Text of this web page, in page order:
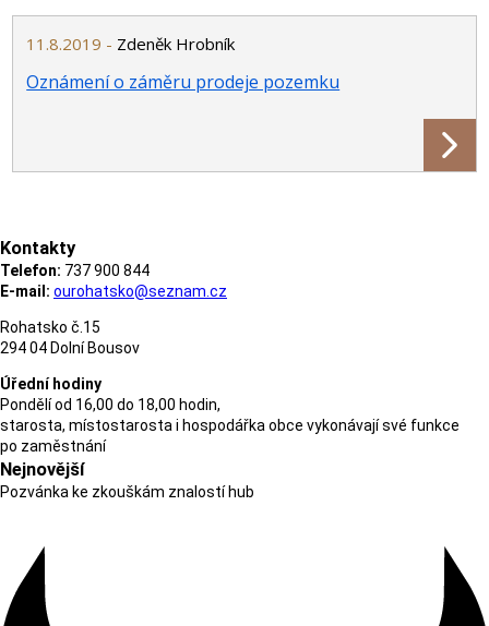
Oznámení o záměru prodeje pozemku
11.8.2019 - Zdeněk Hrobník
Kontakty
Telefon: 737 900 844
E-mail: ourohatsko@seznam.cz
Rohatsko č.15
294 04 Dolní Bousov
Úřední hodiny
Pondělí od 16,00 do 18,00 hodin,
starosta, místostarosta i hospodářka obce vykonávají své funkce
po zaměstnání
Nejnovější
Pozvánka ke zkouškám znalostí hub